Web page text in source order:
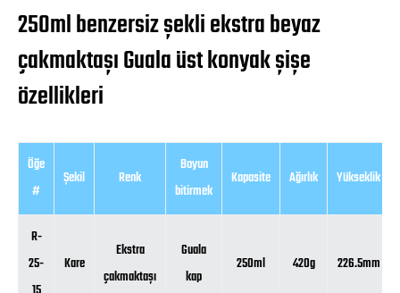
250ml benzersiz şekli ekstra beyaz
çakmaktaşı Guala üst konyak şişe
özellikleri
Öğe
#
Şekil Renk
Boyun
bitirmek
Kapasite Ağırlık Yükseklik
R-
25-
Kare
Ekstra
çakmaktaşı
Guala
kap
250ml 420g 226.5mm